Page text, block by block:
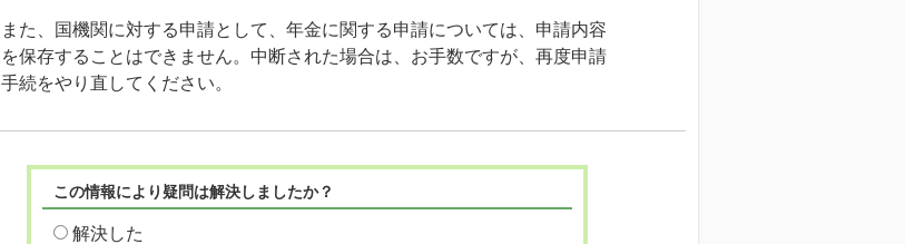
また、国機関に対する申請として、年金に関する申請については、申請内容
を保存することはできません。中断された場合は、お手数ですが、再度申請
手続をやり直してください。
この情報により疑問は解決しましたか？
解決した